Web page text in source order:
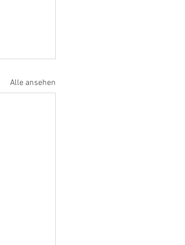
Alle ansehen